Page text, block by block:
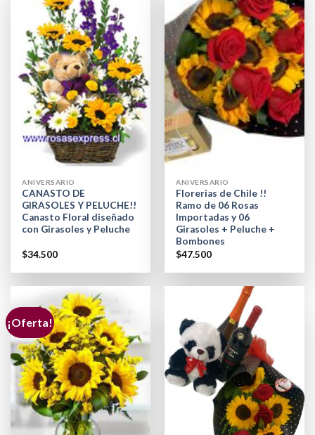
ANIVERSARIO
CANASTO DE
GIRASOLES Y PELUCHE!!
Canasto Floral diseñado
con Girasoles y Peluche
$34.500
ANIVERSARIO
Florerias de Chile !!
Ramo de 06 Rosas
Importadas y 06
Girasoles + Peluche +
Bombones
$47.500
¡Oferta!